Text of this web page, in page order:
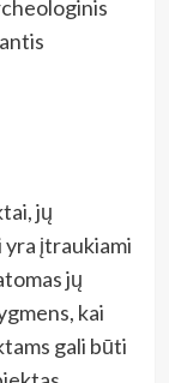
jų
yra įtraukiami
jų
kai
gali būti